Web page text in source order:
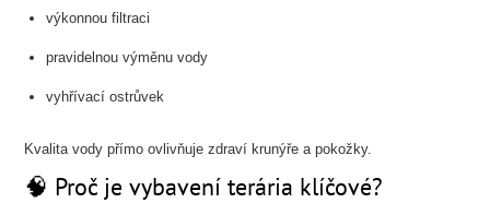
výkonnou filtraci
pravidelnou výměnu vody
vyhřívací ostrůvek
Kvalita vody přímo ovlivňuje zdraví krunýře a pokožky.
🧠 Proč je vybavení terária klíčové?